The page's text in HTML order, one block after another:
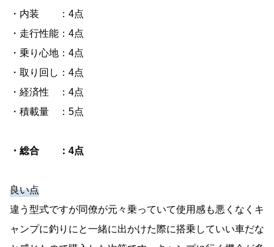
・内装 ：4点
・走行性能：4点
・乗り心地：4点
・取り回し：4点
・経済性 ：4点
・積載量 ：5点
・総合 ：4点
良い点
違う型式ですが同僚が元々乗っていて使用感も悪くなくキ
ャンプに釣りにと一緒に出かけた際に搭乗していい車だな